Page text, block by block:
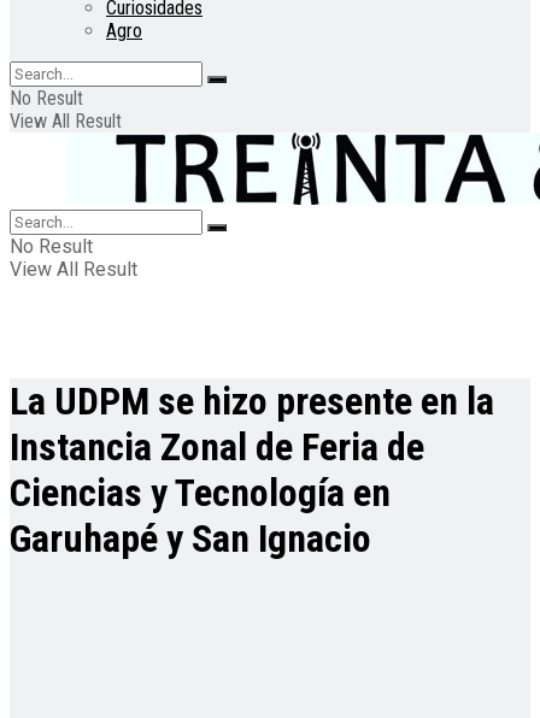
Curiosidades
Agro
No Result
View All Result
No Result
View All Result
La UDPM se hizo presente en la
Instancia Zonal de Feria de
Ciencias y Tecnología en
Garuhapé y San Ignacio